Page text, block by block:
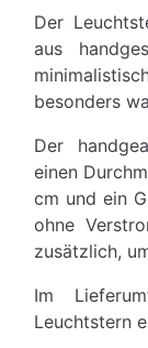
Der
aus
besonders
Der
einen
cm und ein
ohne
zusätzlich,
Im
Leuchtstern